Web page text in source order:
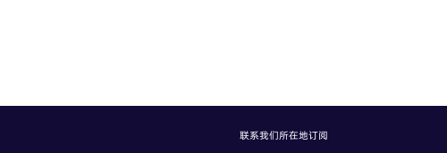
联系我们所在地订阅